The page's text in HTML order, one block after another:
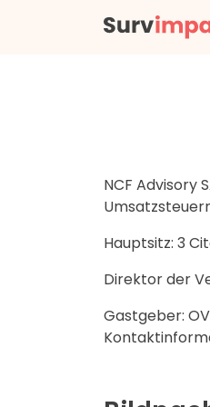
NCF Advisory
Hauptsitz: 3
Direktor der
Gastgeber: